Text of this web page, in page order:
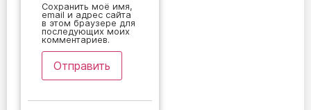
Сохранить моё имя,
email и адрес сайта
в этом браузере для
последующих моих
комментариев.